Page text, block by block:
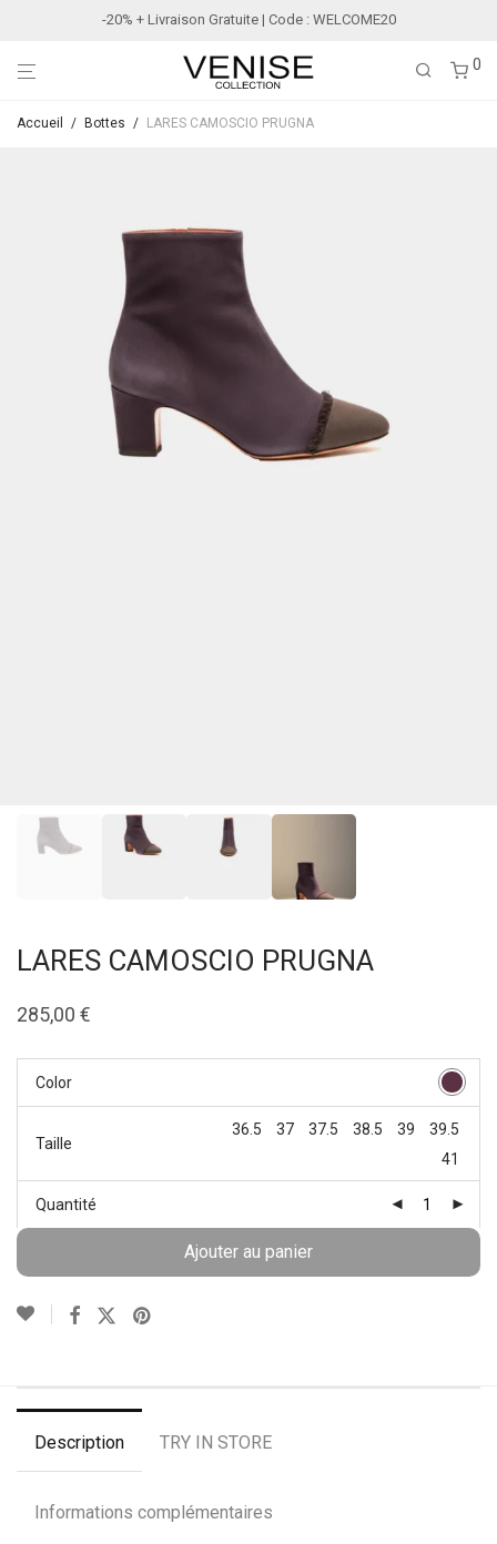
-20% + Livraison Gratuite | Code : WELCOME20
0
Accueil / Bottes / LARES CAMOSCIO PRUGNA
LARES CAMOSCIO PRUGNA
285,00 €
Color
Taille
36.5 37 37.5 38.5 39
39.5
41
Quantité
Ajouter au panier
Description TRY IN STORE
Informations complémentaires